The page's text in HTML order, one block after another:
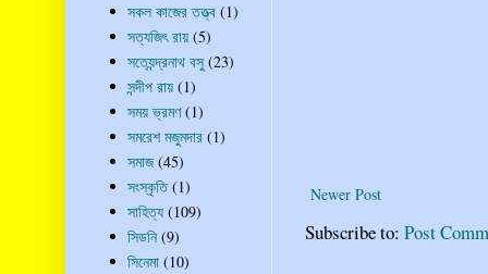
Newer Post
Subscribe to: Post
সকল কাজের তত্ত্ব (1)
সত্যজিৎ রায় (5)
সত্যেন্দ্রনাথ বসু (23)
সন্দীপ রায় (1)
সময় ভ্রমণ (1)
সমরেশ মজুমদার (1)
সমাজ (45)
সংস্কৃতি (1)
সাহিত্য (109)
সিডনি (9)
সিনেমা (10)